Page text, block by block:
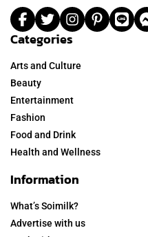
Categories
Arts and Culture
Beauty
Entertainment
Fashion
Food and Drink
Health and Wellness
Information
What’s Soimilk?
Advertise with us